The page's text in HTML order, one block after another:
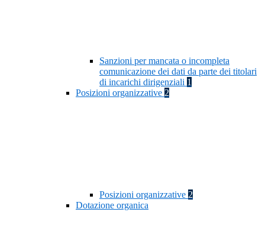
Sanzioni per mancata o incompleta
comunicazione dei dati da parte dei titolari
di incarichi dirigenziali 1
Posizioni organizzative 2
Posizioni organizzative 2
Dotazione organica